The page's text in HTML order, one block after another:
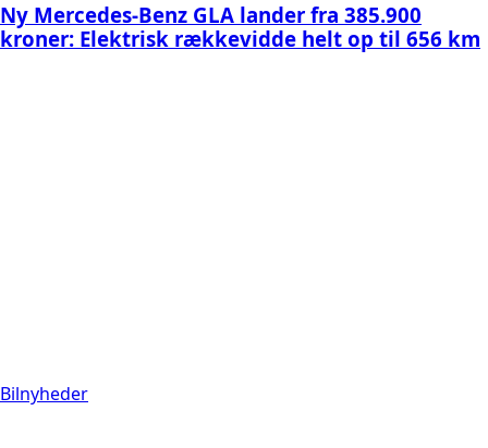
Ny Mercedes-Benz GLA lander fra 385.900
kroner: Elektrisk rækkevidde helt op til 656 km
Bilnyheder